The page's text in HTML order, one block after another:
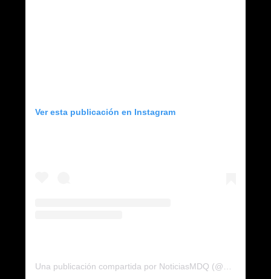
Ver esta publicación en Instagram
Una publicación compartida por NoticiasMDQ (@noticiasmdq)